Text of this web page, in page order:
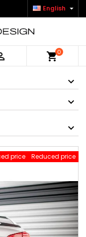
English 
shopping_cart0
Reduced price
price